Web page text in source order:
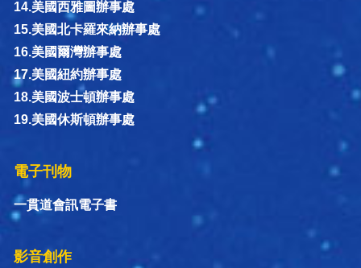
14.美國西雅圖辦事處
15.美國北卡羅來納辦事處
16.美國爾灣辦事處
17.美國紐約辦事處
18.美國波士頓辦事處
19.美國休斯頓辦事處
電子刊物
一貫道會訊電子書
影音創作